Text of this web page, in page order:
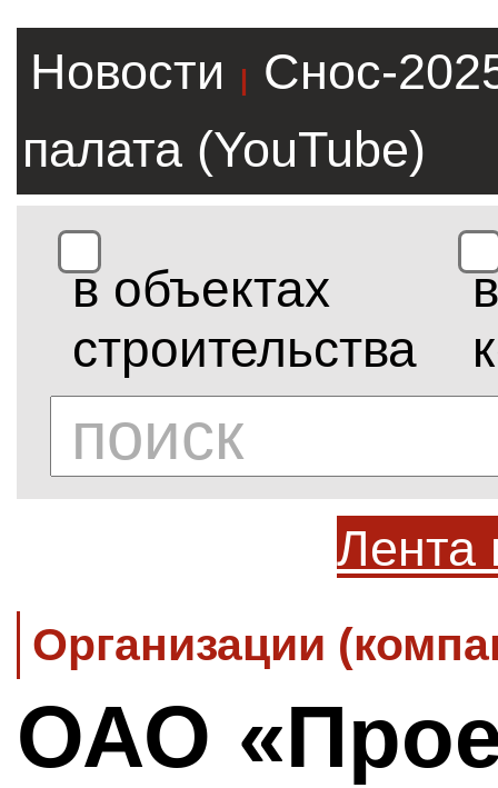
Новости |
Снос-
палата (YouTube)
в объектах
строительства
в
Лента
Организации
ОАО